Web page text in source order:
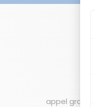
appel gratuit